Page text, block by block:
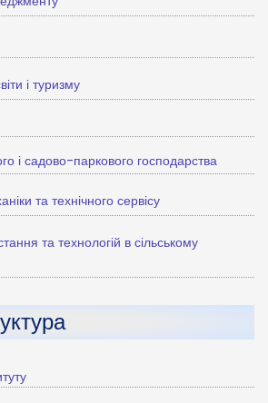
і туризму
і садово-паркового господарства
та технічного сервісу
та технологій в сільському